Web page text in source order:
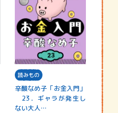
読みもの
辛酸なめ子「お金入門」
23．ギャラが発生し
ない大人…